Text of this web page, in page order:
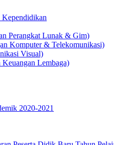
Kependidikan
Perangkat Lunak & Gim)
Komputer & Telekomunikasi)
Visual)
Lembaga)
2020-2021